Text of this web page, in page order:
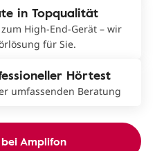
in Topqualität
High-End-Gerät – wir
für Sie.
Hörtest
umfassenden Beratung
Amplifon